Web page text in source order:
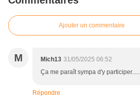
Ajouter un commentaire
M Mich13 31/05/2025 06:52
Ça me paraît sympa d'y participer.....
Répondre